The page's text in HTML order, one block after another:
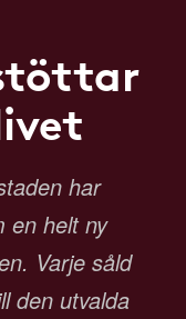
har
en helt ny
Varje såld
den utvalda